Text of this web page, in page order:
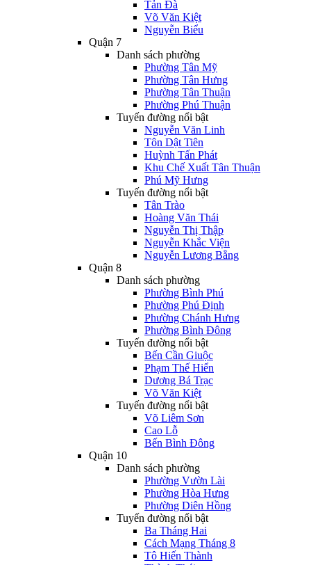
Tản Đà
Võ Văn Kiệt
Nguyễn Biểu
Quận 7
Danh sách phường
Phường Tân Mỹ
Phường Tân Hưng
Phường Tân Thuận
Phường Phú Thuận
Tuyến đường nổi bật
Nguyễn Văn Linh
Tôn Dật Tiên
Huỳnh Tấn Phát
Khu Chế Xuất Tân Thuận
Phú Mỹ Hưng
Tuyến đường nổi bật
Tân Trào
Hoàng Văn Thái
Nguyễn Thị Thập
Nguyễn Khắc Viện
Nguyễn Lương Bằng
Quận 8
Danh sách phường
Phường Bình Phú
Phường Phú Định
Phường Chánh Hưng
Phường Bình Đông
Tuyến đường nổi bật
Bến Cần Giuộc
Phạm Thế Hiển
Dương Bá Trạc
Võ Văn Kiệt
Tuyến đường nổi bật
Võ Liêm Sơn
Cao Lỗ
Bến Bình Đông
Quận 10
Danh sách phường
Phường Vườn Lài
Phường Hòa Hưng
Phường Diên Hồng
Tuyến đường nổi bật
Ba Tháng Hai
Cách Mạng Tháng 8
Tô Hiến Thành